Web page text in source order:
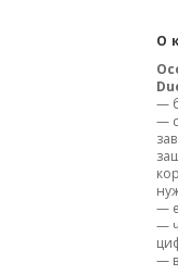
О
—
—
—
—
—